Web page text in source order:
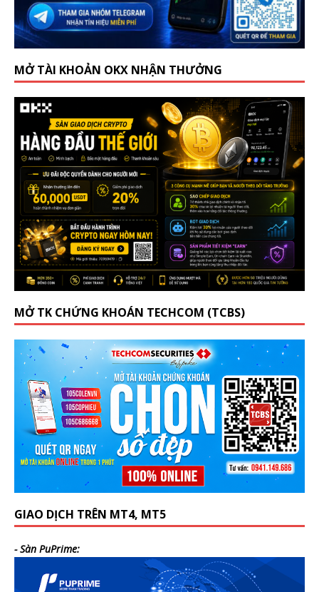
MỞ TÀI KHOẢN OKX NHẬN THƯỞNG
MỞ TK CHỨNG KHOÁN TECHCOM (TCBS)
GIAO DỊCH TRÊN MT4, MT5
- Sàn PuPrime: